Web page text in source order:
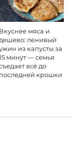
Вкуснее мяса и
дешево: ленивый
из капусты за
минут — семья
всё до
последней крошки